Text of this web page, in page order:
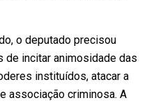
o deputado precisou
de incitar animosidade das
instituídos, atacar a
associação criminosa. A